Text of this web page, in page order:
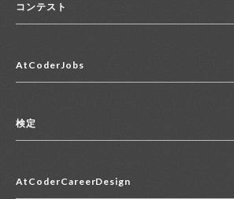
コンテスト
コンテスト一覧
便利リンク集
AtCoderJobs
2027年新卒採用求人一覧
中途採用求人一覧
検定
マイページ
AtCoderCareerDesign